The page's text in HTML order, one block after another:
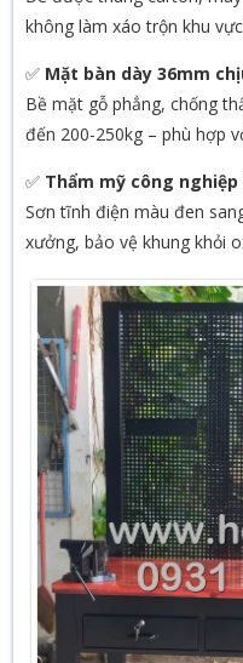
không làm xáo trộn khu
✅ Mặt bàn dày 36mm
Bề mặt gỗ phẳng, chống
đến 200-250kg – phù hợp
✅ Thẩm mỹ công nghiệp
Sơn tĩnh điện màu đen
xưởng, bảo vệ khung khỏi